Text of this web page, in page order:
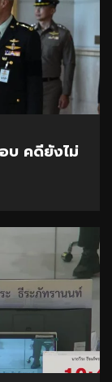
บ คดียังไม่